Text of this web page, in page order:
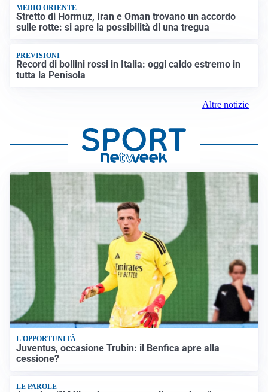
MEDIO ORIENTE
Stretto di Hormuz, Iran e Oman trovano un accordo
sulle rotte: si apre la possibilità di una tregua
PREVISIONI
Record di bollini rossi in Italia: oggi caldo estremo in
tutta la Penisola
Altre notizie
L'OPPORTUNITÀ
Juventus, occasione Trubin: il Benfica apre alla
cessione?
LE PAROLE